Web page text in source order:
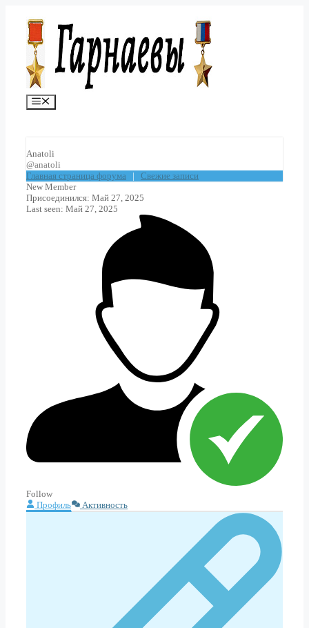
содержимому
Меню
Anatoli
@anatoli
Главная страница форума | Свежие записи
New Member
Присоединился: Май 27, 2025
Last seen: Май 27, 2025
Follow
Профиль
Активность